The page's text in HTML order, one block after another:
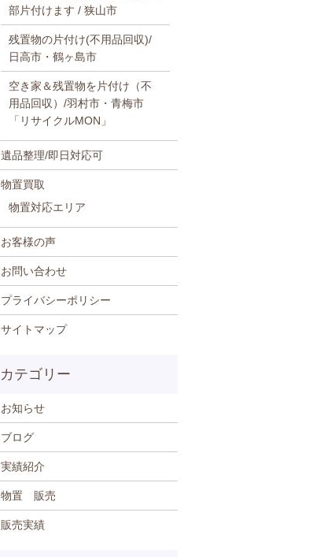
部片付けます / 狭山市
残置物の片付け(不用品回収)/
日高市・鶴ヶ島市
空き家＆残置物を片付け（不
用品回収）/羽村市・青梅市
「リサイクルMON」
遺品整理/即日対応可
物置買取
物置対応エリア
お客様の声
お問い合わせ
プライバシーポリシー
サイトマップ
お知らせ
ブログ
実績紹介
物置 販売
販売実績